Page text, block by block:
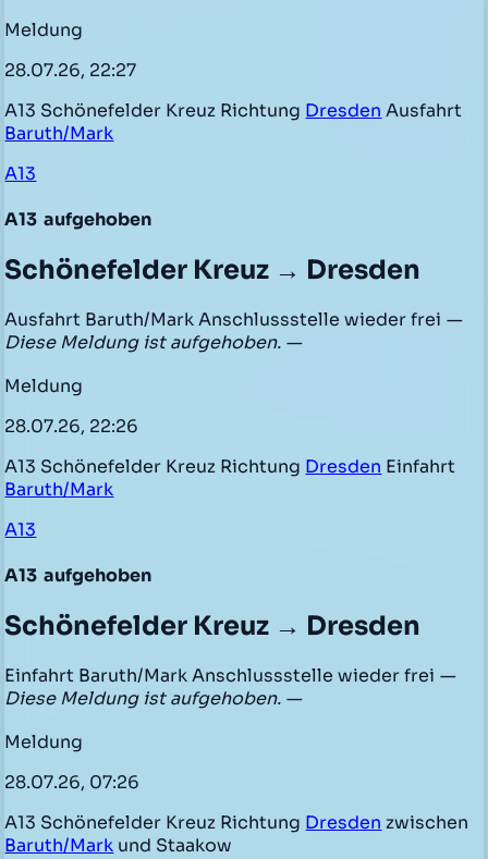
Meldung
28.07.26, 22:27
A13 Schönefelder Kreuz Richtung Dresden Ausfahrt
Baruth/Mark
A13
A13 aufgehoben
Schönefelder Kreuz → Dresden
Ausfahrt Baruth/Mark Anschlussstelle wieder frei —
Diese Meldung ist aufgehoben. —
Meldung
28.07.26, 22:26
A13 Schönefelder Kreuz Richtung Dresden Einfahrt
Baruth/Mark
A13
A13 aufgehoben
Schönefelder Kreuz → Dresden
Einfahrt Baruth/Mark Anschlussstelle wieder frei —
Diese Meldung ist aufgehoben. —
Meldung
28.07.26, 07:26
A13 Schönefelder Kreuz Richtung Dresden zwischen
Baruth/Mark und Staakow